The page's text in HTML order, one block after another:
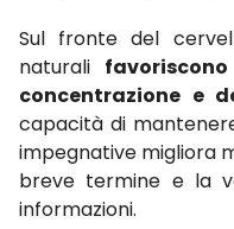
Sul fronte del
naturali
concentrazione e
capacità di
impegnative migliora
breve termine e la
informazioni.